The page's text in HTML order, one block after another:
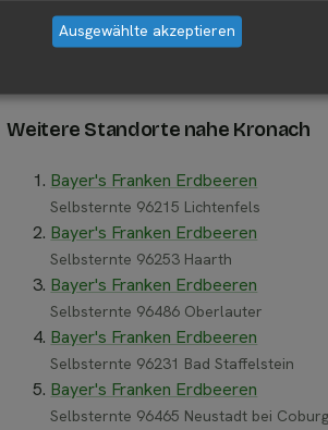
Weitere Standorte nahe Kronach
Bayer's Franken Erdbeeren
Selbsternte 96215 Lichtenfels
Bayer's Franken Erdbeeren
Selbsternte 96253 Haarth
Bayer's Franken Erdbeeren
Selbsternte 96486 Oberlauter
Bayer's Franken Erdbeeren
Selbsternte 96231 Bad Staffelstein
Bayer's Franken Erdbeeren
Selbsternte 96465 Neustadt bei Coburg
Ausgewählte akzeptieren